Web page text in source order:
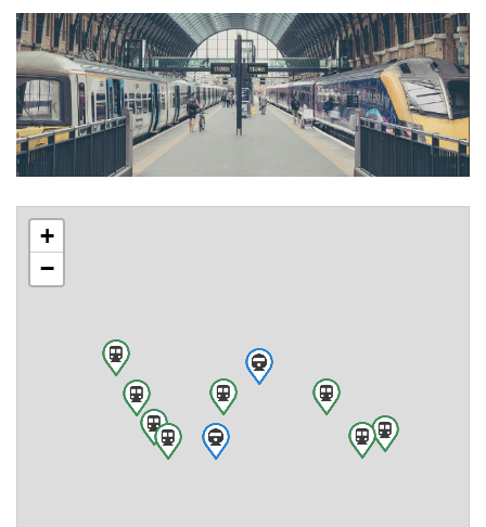
+
−